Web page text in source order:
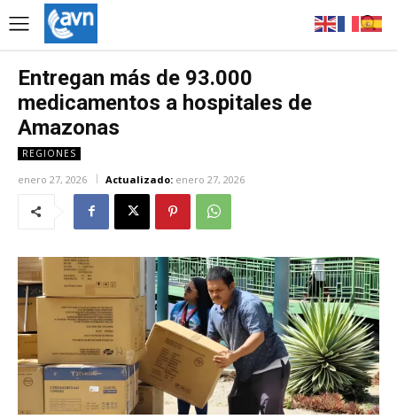
Entregan más de 93.000
medicamentos a hospitales de
Amazonas
REGIONES
enero 27, 2026 Actualizado: enero 27, 2026